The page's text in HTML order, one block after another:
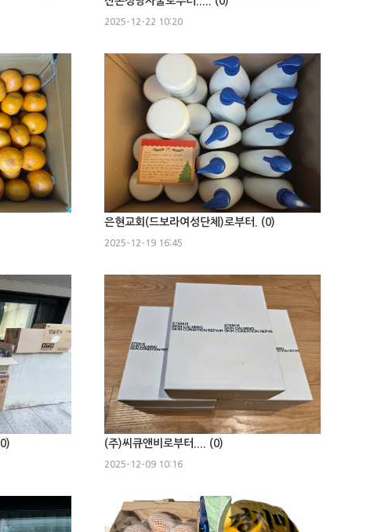
2025-12-22 10:20
은현교회(드보라여성단체)로부터. (0)
2025-12-19 16:45
0) (주)씨큐앤비로부터.... (0)
2025-12-09 10:16